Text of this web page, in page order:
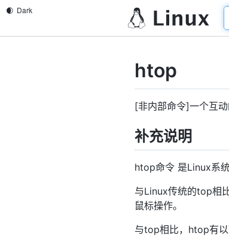
htop
[非内部命令]一个互
补充说明
htop命令 是Linux系
与Linux传统的top相
鼠标操作。
与top相比，htop有以